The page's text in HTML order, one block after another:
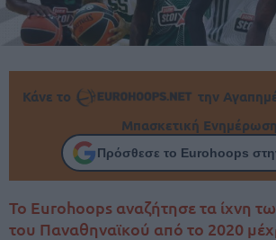
Κάνε το
την
Μπασκετική
Πρόσθεσε το Eurohoops
Το Eurohoops αναζήτησε τα ίχνη
του Παναθηναϊκού από το 2020